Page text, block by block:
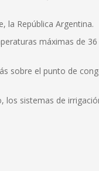
la República Argentina.
máximas de 36
sobre el punto de
los sistemas de